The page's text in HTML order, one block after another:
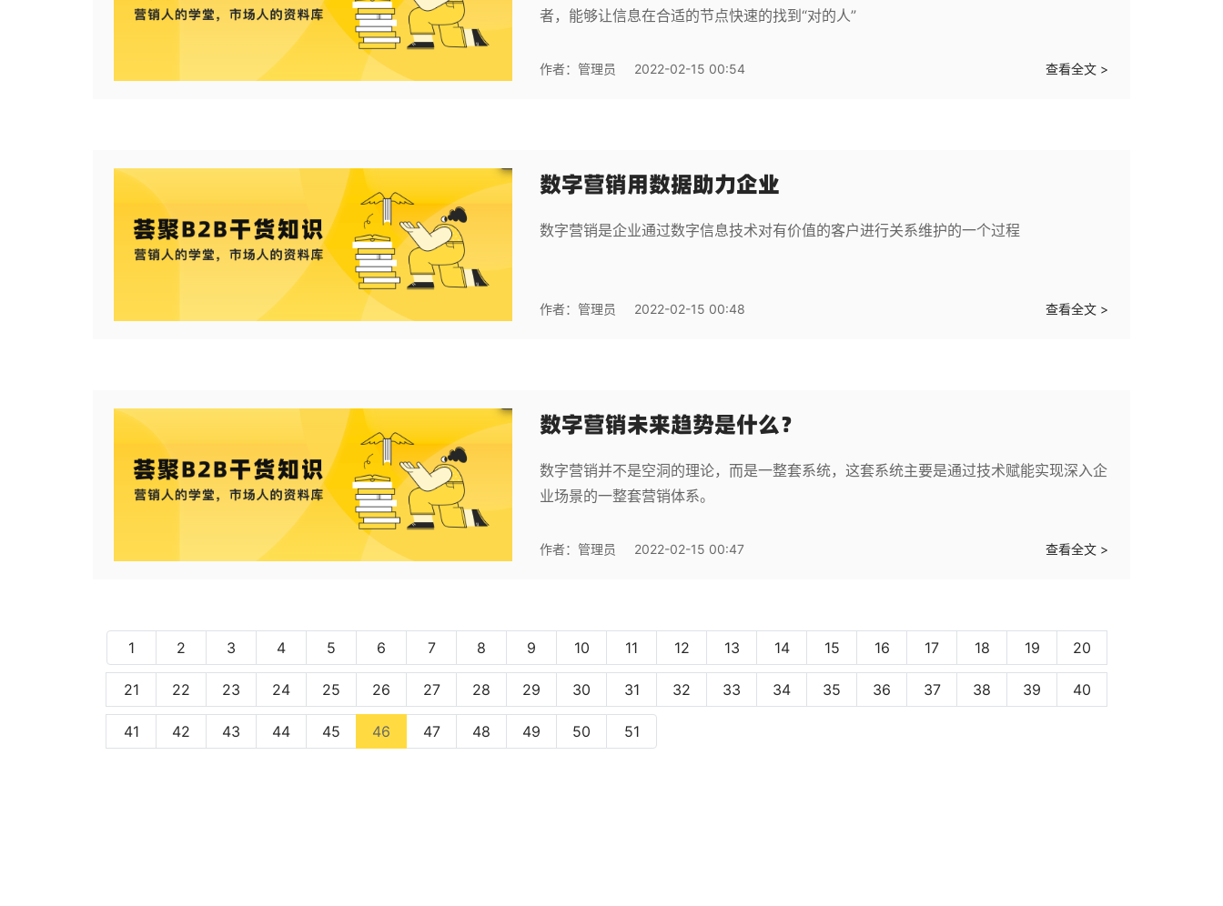
者，能够让信息在合适的节点快速的找到“对的人”
作者：管理员 2022-02-15 00:54 查看全文 >
数字营销用数据助力企业
数字营销是企业通过数字信息技术对有价值的客户进行关系维护的一个过程
作者：管理员 2022-02-15 00:48 查看全文 >
数字营销未来趋势是什么？
数字营销并不是空洞的理论，而是一整套系统，这套系统主要是通过技术赋能实现深入企
业场景的一整套营销体系。
作者：管理员 2022-02-15 00:47 查看全文 >
1 2 3 4 5 6 7 8 9 10 11 12 13 14 15 16 17 18 19 20
21 22 23 24 25 26 27 28 29 30 31 32 33 34 35 36 37 38 39 40
41 42 43 44 45 46 (current)
47 48 49 50 51